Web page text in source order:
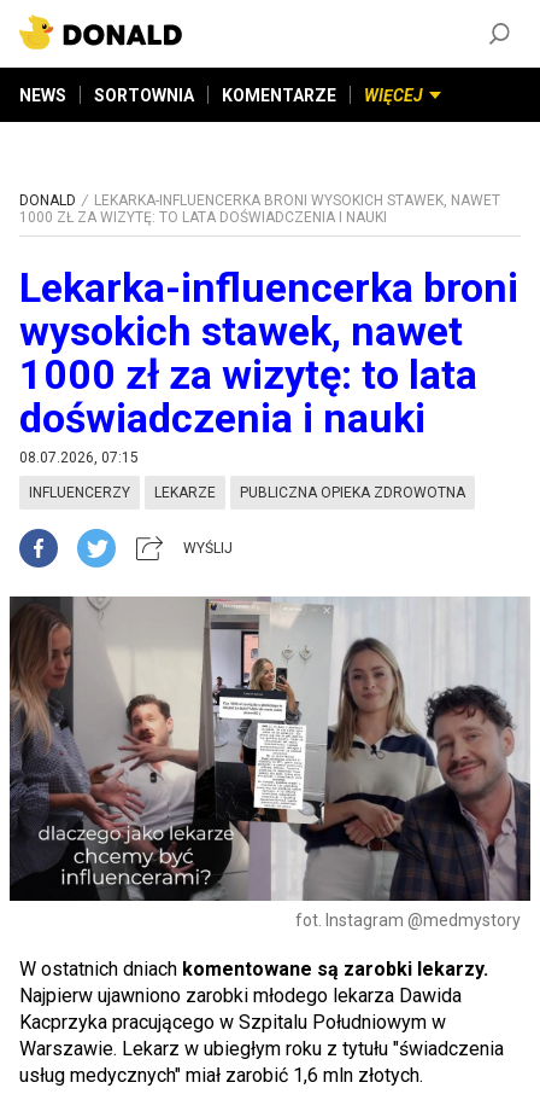
NEWS SORTOWNIA KOMENTARZE WIĘCEJ
DONALD
LEKARKA-INFLUENCERKA BRONI WYSOKICH STAWEK, NAWET
1000 ZŁ ZA WIZYTĘ: TO LATA DOŚWIADCZENIA I NAUKI
Lekarka-influencerka broni
wysokich stawek, nawet
1000 zł za wizytę: to lata
doświadczenia i nauki
08.07.2026, 07:15
INFLUENCERZY LEKARZE PUBLICZNA OPIEKA ZDROWOTNA
WYŚLIJ
fot. Instagram @medmystory
W ostatnich dniach komentowane są zarobki lekarzy.
Najpierw ujawniono zarobki młodego lekarza Dawida
Kacprzyka pracującego w Szpitalu Południowym w
Warszawie. Lekarz w ubiegłym roku z tytułu "świadczenia
usług medycznych" miał zarobić 1,6 mln złotych.